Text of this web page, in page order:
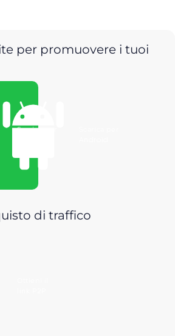
per promuovere i tuoi
Scarica per
di traffico